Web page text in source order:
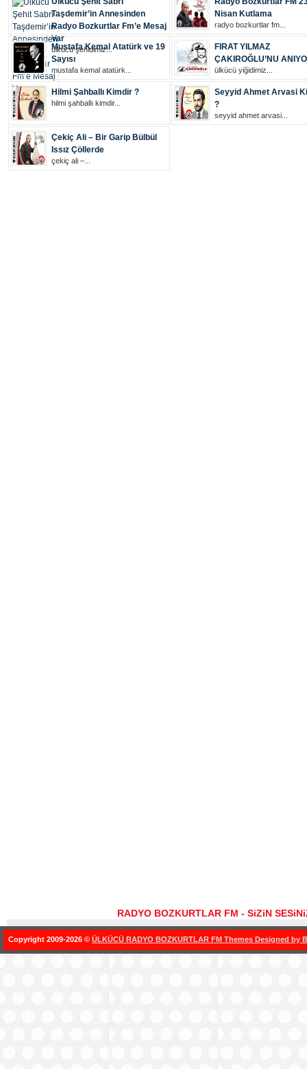
Taşdemir’in Annesinden
Radyo Bozkurtlar Fm’e Mesaj
Var
ülkücü şehi̇di̇mi̇z...
Nisan Kutlama
radyo bozkurtlar fm...
Mustafa Kemal Atatürk ve 19
Sayısı
mustafa kemal atatürk...
FIRAT YILMAZ
ÇAKIROĞLU’NU
ülkücü yiğidimiz...
Hilmi Şahballı Kimdir ?
hilmi şahballı kimdir...
Seyyid Ahmet Arvasi
?
seyyid ahmet arvasi...
Çekiç Ali – Bir Garip Bülbül
Issız Çöllerde
çekiç ali –...
RADYO BOZKURTLAR FM - SiZiN
Copyright 2009-2026 © ÜLKÜCÜ RADYO BOZKURTLAR FM Themes Designed by